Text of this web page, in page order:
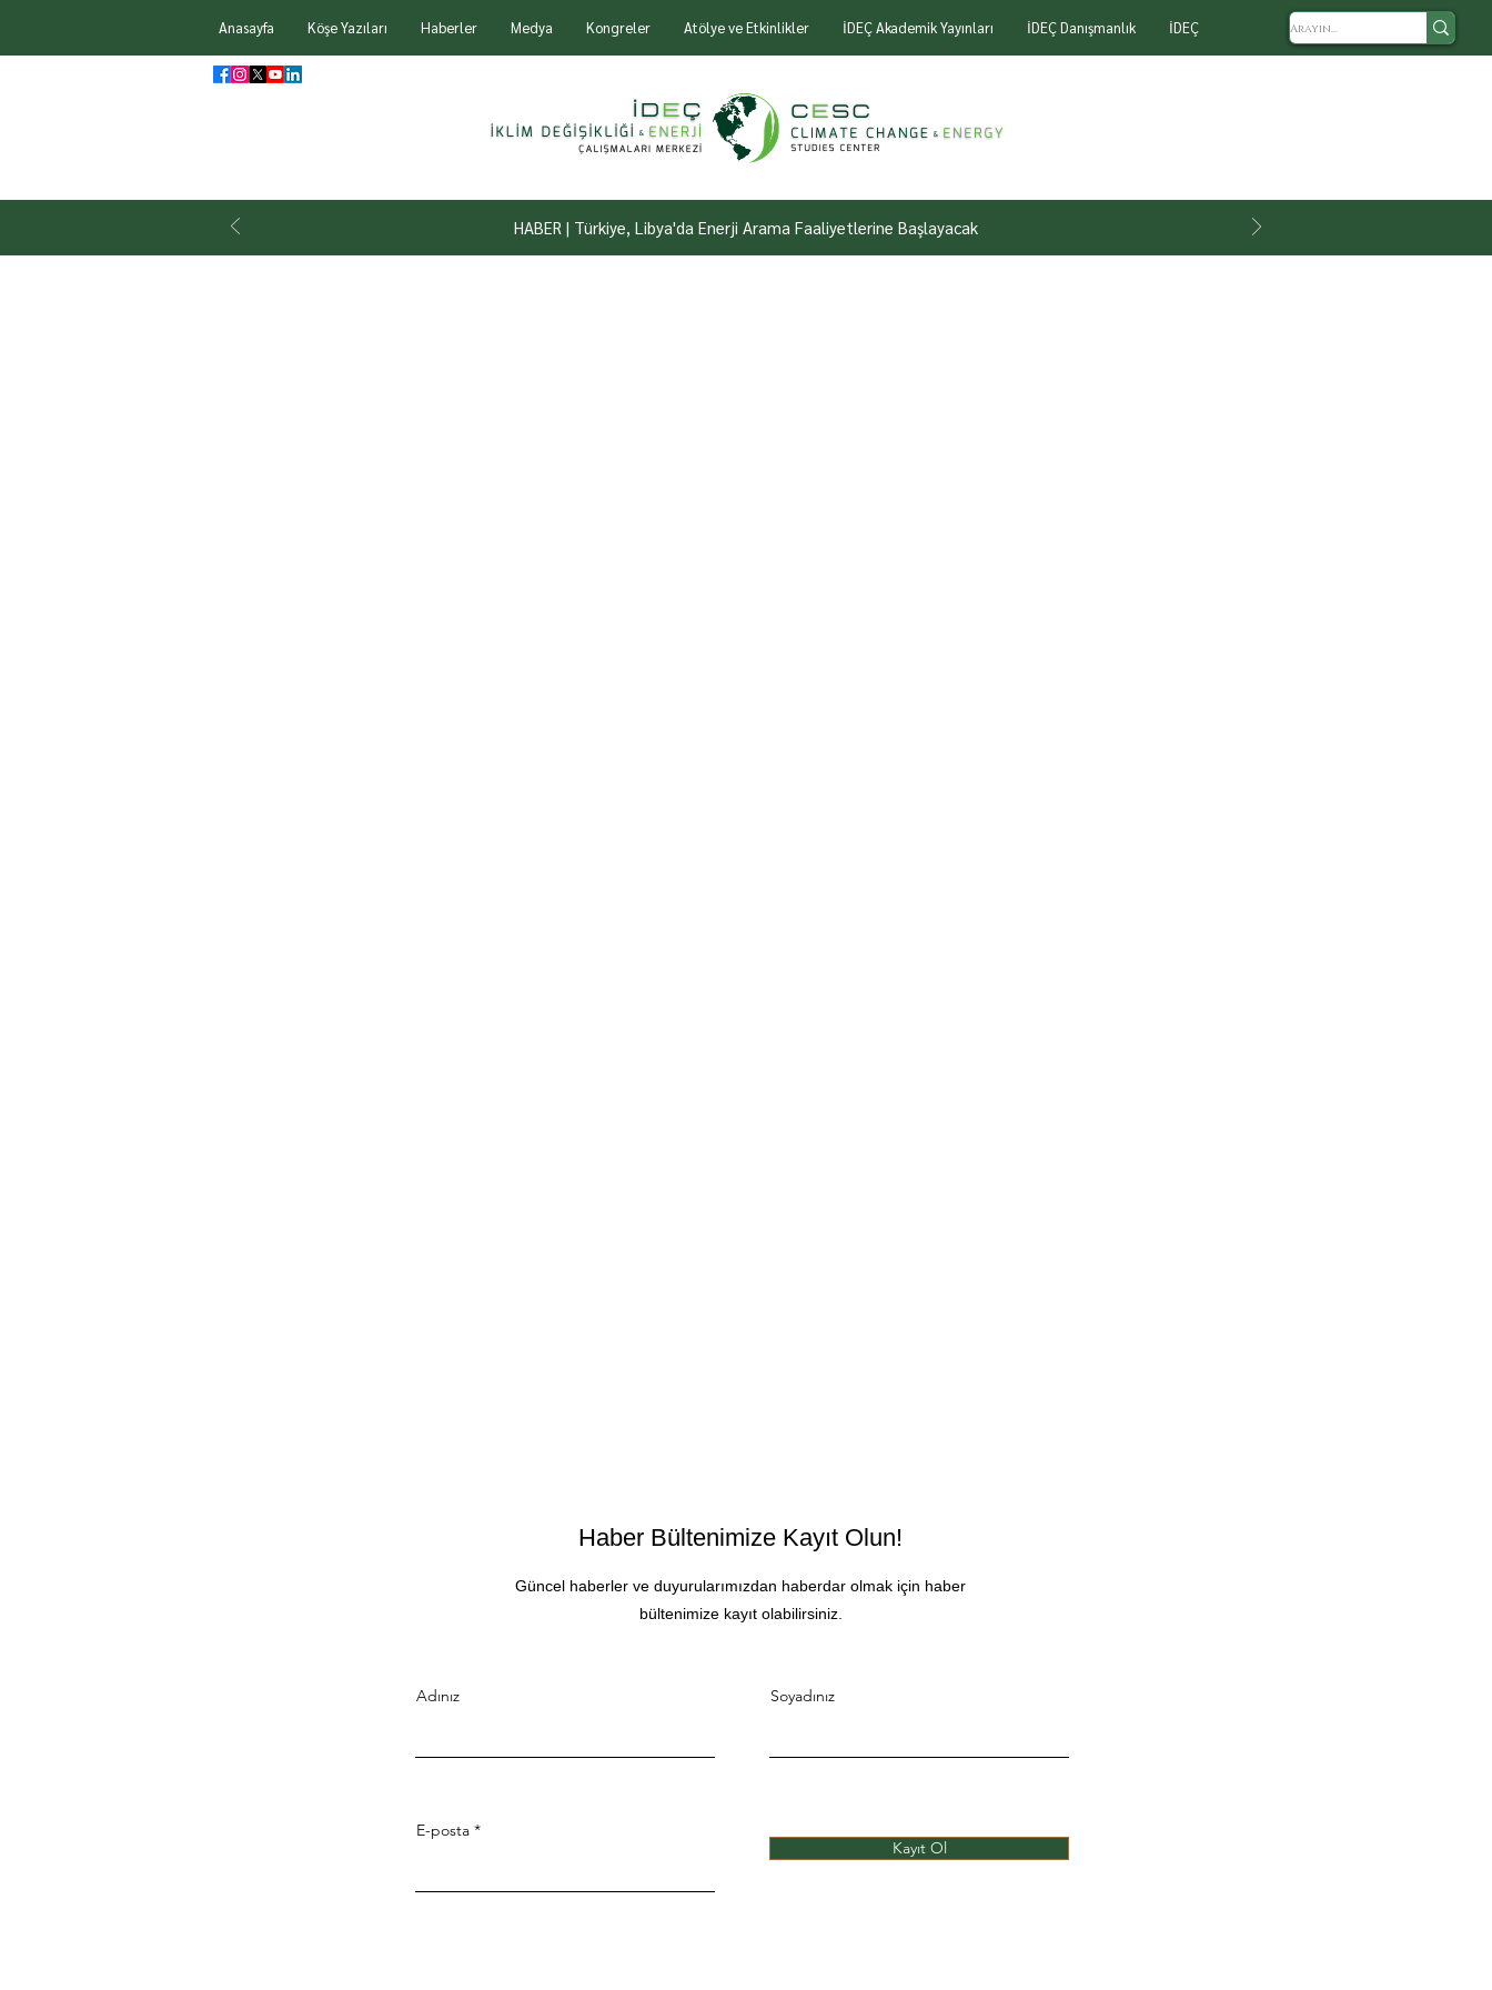
Anasayfa Köşe Yazıları Haberler Medya Kongreler Atölye ve Etkinlikler İDEÇ Akademik Yayınları İDEÇ Danışmanlık İDEÇ
HABER | Türkiye, Libya'da Enerji Arama Faaliyetlerine Başlayacak
Haber Bültenimize Kayıt Olun!
Güncel haberler ve duyurularımızdan haberdar olmak için haber
bültenimize kayıt olabilirsiniz.
Adınız Soyadınız
E-posta
Kayıt Ol